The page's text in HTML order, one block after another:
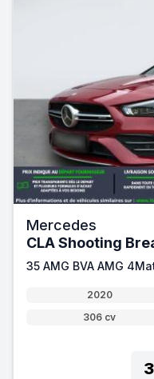
Mercedes
CLA Shooting
35 AMG BVA AMG
2020
306 cv